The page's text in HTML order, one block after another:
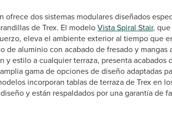
ofrece dos sistemas modulares diseñados
de Trex. El modeloVista Spiral Stair,
eleva el ambiente exterior al tiempo que
aluminio con acabado de fresado y mangas
y estilo a cualquier terraza, presenta acabados
gama de opciones de diseño adaptadas
incorporan tablas de terraza de Trex en
y están respaldados por una garantía de